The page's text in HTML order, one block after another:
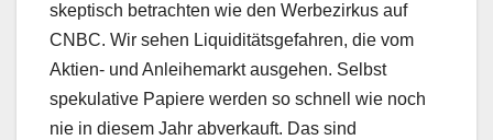
skeptisch betrachten wie den Werbezirkus auf
CNBC. Wir sehen Liquiditätsgefahren, die vom
Aktien- und Anleihemarkt ausgehen. Selbst
spekulative Papiere werden so schnell wie noch
nie in diesem Jahr abverkauft. Das sind